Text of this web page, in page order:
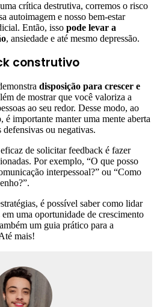
crítica destrutiva, corremos o risco
autoimagem e nosso bem-estar
Então, isso pode levar a
, ansiedade e até mesmo depressão.
construtivo
disposição para crescer e
de mostrar que você valoriza a
ao seu redor. Desse modo, ao
é importante manter uma mente aberta
ou negativas.
de solicitar feedback é fazer
Por exemplo, “O que posso
interpessoal?” ou “Como
é possível saber como lidar
uma oportunidade de crescimento
um guia prático para a
mais!